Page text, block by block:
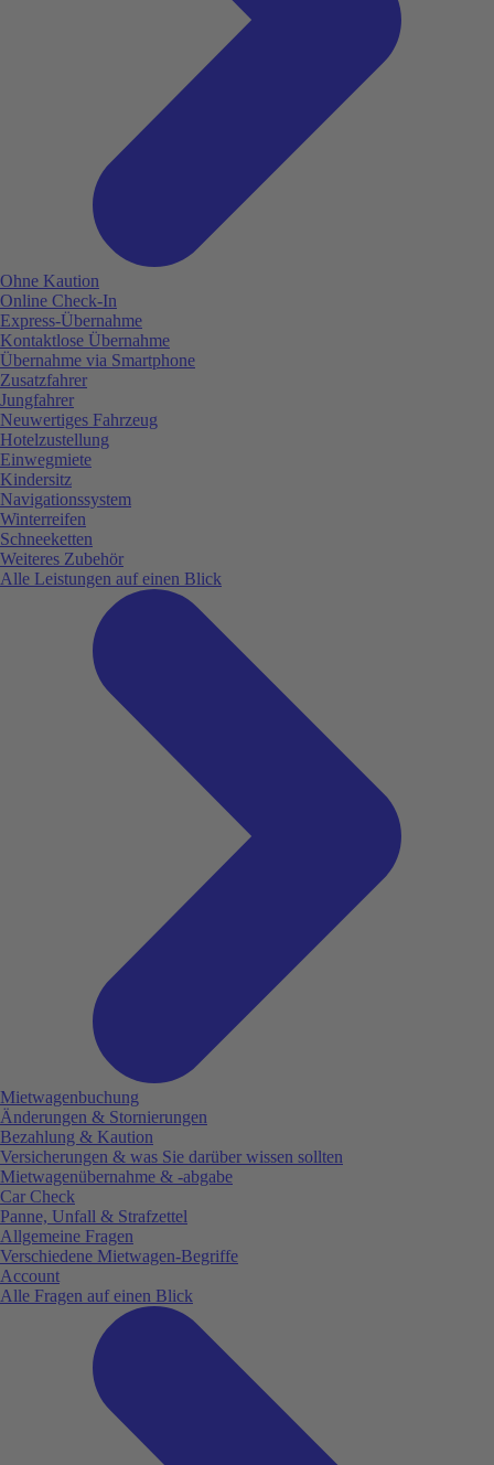
Ohne Kaution
Online Check-In
Express-Übernahme
Kontaktlose Übernahme
Übernahme via Smartphone
Zusatzfahrer
Jungfahrer
Neuwertiges Fahrzeug
Hotelzustellung
Einwegmiete
Kindersitz
Navigationssystem
Winterreifen
Schneeketten
Weiteres Zubehör
Alle Leistungen auf einen Blick
Mietwagenbuchung
Änderungen & Stornierungen
Bezahlung & Kaution
Versicherungen & was Sie darüber wissen sollten
Mietwagenübernahme & -abgabe
Car Check
Panne, Unfall & Strafzettel
Allgemeine Fragen
Verschiedene Mietwagen-Begriffe
Account
Alle Fragen auf einen Blick